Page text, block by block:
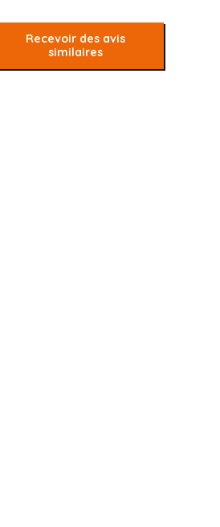
Recevoir des avis
similaires